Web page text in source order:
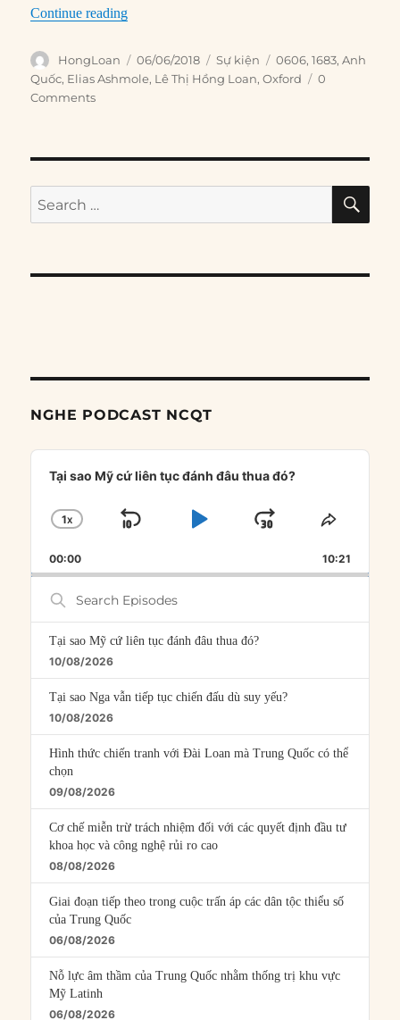
Continue reading“06/06/1683: Bảo tàng Ashmolean mở cửa”
Author
HongLoan
Posted
on
06/06/2018 Categories
Sự kiện Tags
0606,1683,Anh
Quốc, Elias Ashmole, Lê Thị Hồng Loan,Oxford
0
Comments
Search
for:
NGHE PODCAST NCQT
Audio
Player
Tại sao Mỹ cứ liên tục đánh đâu thua đó?
CHANGE
RATE
1X
SKIP
PLAYJUMP
FORWARD
SHARE
00:00 10:21
Search
Episodes
Tại sao Mỹ cứ liên tục đánh đâu thua đó?
10/08/2026
Tại sao Nga vẫn tiếp tục chiến đấu dù suy yếu?
10/08/2026
Hình thức chiến tranh với Đài Loan mà Trung Quốc có thể
chọn
09/08/2026
Cơ chế miễn trừ trách nhiệm đối với các quyết định đầu tư
khoa học và công nghệ rủi ro cao
08/08/2026
Giai đoạn tiếp theo trong cuộc trấn áp các dân tộc thiểu số
của Trung Quốc
06/08/2026
Nỗ lực âm thầm của Trung Quốc nhằm thống trị khu vực
Mỹ Latinh
06/08/2026